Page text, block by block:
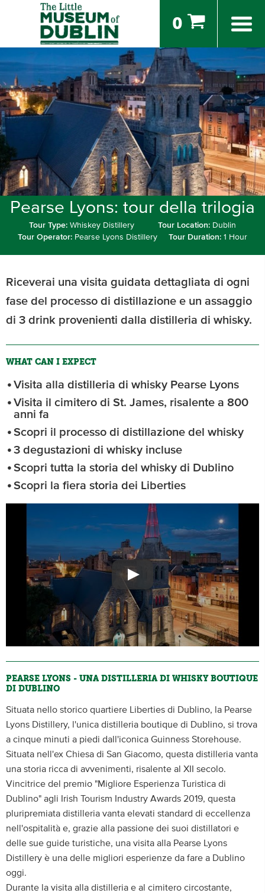
0
Pearse Lyons: tour della trilogia
Tour Type:Whiskey Distillery Tour Location: Dublin
Tour Operator: Pearse Lyons Distillery Tour Duration:1 Hour
Riceverai una visita guidata dettagliata di ogni
fase del processo di distillazione e un assaggio
di 3 drink provenienti dalla distilleria di whisky.
WHAT CAN I EXPECT
Visita alla distilleria di whisky Pearse Lyons
Visita il cimitero di St. James, risalente a 800
anni fa
Scopri il processo di distillazione del whisky
3 degustazioni di whisky incluse
Scopri tutta la storia del whisky di Dublino
Scopri la fiera storia dei Liberties
PEARSE LYONS - UNA DISTILLERIA DI WHISKY BOUTIQUE
DI DUBLINO
Situata nello storico quartiere Liberties di Dublino, la Pearse
Lyons Distillery, l'unica distilleria boutique di Dublino, si trova
a cinque minuti a piedi dall'iconica Guinness Storehouse.
Situata nell'ex Chiesa di San Giacomo, questa distilleria vanta
una storia ricca di avvenimenti, risalente al XII secolo.
Vincitrice del premio "Migliore Esperienza Turistica di
Dublino" agli Irish Tourism Industry Awards 2019, questa
pluripremiata distilleria vanta elevati standard di eccellenza
nell'ospitalità e, grazie alla passione dei suoi distillatori e
delle sue guide turistiche, una visita alla Pearse Lyons
Distillery è una delle migliori esperienze da fare a Dublino
oggi.
Durante la visita alla distilleria e al cimitero circostante,